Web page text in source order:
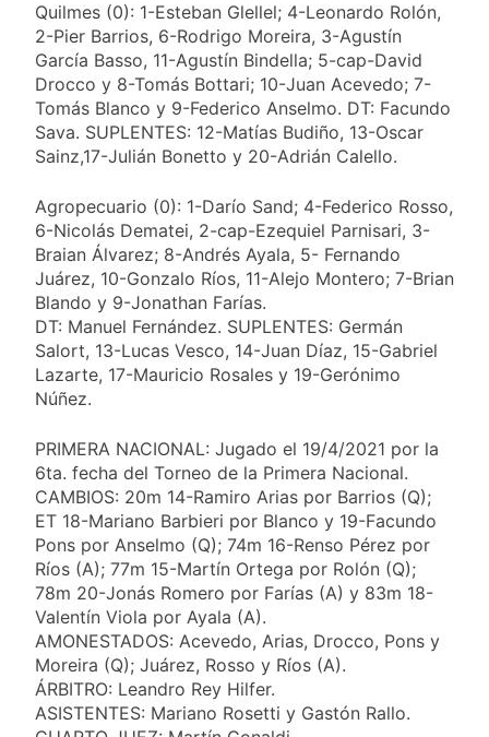
Quilmes (0): 1-Esteban Glellel; 4-Leonardo Rolón,
2-Pier Barrios, 6-Rodrigo Moreira, 3-Agustín
García Basso, 11-Agustín Bindella; 5-cap-David
Drocco y 8-Tomás Bottari; 10-Juan Acevedo; 7-
Tomás Blanco y 9-Federico Anselmo. DT: Facundo
Sava. SUPLENTES: 12-Matías Budiño, 13-Oscar
Sainz,17-Julián Bonetto y 20-Adrián Calello.
Agropecuario (0): 1-Darío Sand; 4-Federico Rosso,
6-Nicolás Dematei, 2-cap-Ezequiel Parnisari, 3-
Braian Álvarez; 8-Andrés Ayala, 5- Fernando
Juárez, 10-Gonzalo Ríos, 11-Alejo Montero; 7-Brian
Blando y 9-Jonathan Farías.
DT: Manuel Fernández. SUPLENTES: Germán
Salort, 13-Lucas Vesco, 14-Juan Díaz, 15-Gabriel
Lazarte, 17-Mauricio Rosales y 19-Gerónimo
Núñez.
PRIMERA NACIONAL: Jugado el 19/4/2021 por la
6ta. fecha del Torneo de la Primera Nacional.
CAMBIOS: 20m 14-Ramiro Arias por Barrios (Q);
ET 18-Mariano Barbieri por Blanco y 19-Facundo
Pons por Anselmo (Q); 74m 16-Renso Pérez por
Ríos (A); 77m 15-Martín Ortega por Rolón (Q);
78m 20-Jonás Romero por Farías (A) y 83m 18-
Valentín Viola por Ayala (A).
AMONESTADOS: Acevedo, Arias, Drocco, Pons y
Moreira (Q); Juárez, Rosso y Ríos (A).
ÁRBITRO: Leandro Rey Hilfer.
ASISTENTES: Mariano Rosetti y Gastón Rallo.